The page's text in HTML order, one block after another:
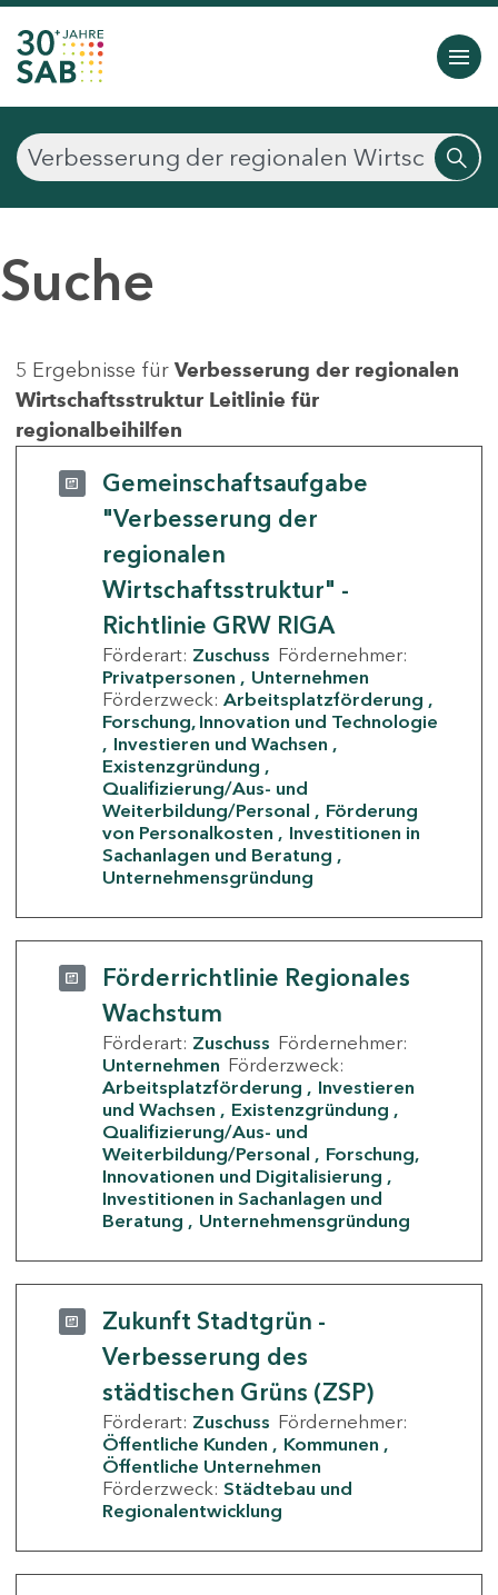
Suche
5 Ergebnisse für Verbesserung der regionalen
Wirtschaftsstruktur Leitlinie für
regionalbeihilfen
Gemeinschaftsaufgabe
"Verbesserung der
regionalen
Wirtschaftsstruktur" -
Richtlinie GRW RIGA
Förderart: Zuschuss Fördernehmer:
Privatpersonen
Unternehmen
Förderzweck: Arbeitsplatzförderung
Forschung, Innovation und Technologie
Investieren und Wachsen
Existenzgründung
Qualifizierung/Aus- und
Weiterbildung/Personal
Förderung
von Personalkosten
Investitionen in
Sachanlagen und Beratung
Unternehmensgründung
Förderrichtlinie Regionales
Wachstum
Förderart: Zuschuss Fördernehmer:
Unternehmen Förderzweck:
Arbeitsplatzförderung
Investieren
und Wachsen
Existenzgründung
Qualifizierung/Aus- und
Weiterbildung/Personal
Forschung,
Innovationen und Digitalisierung
Investitionen in Sachanlagen und
Beratung
Unternehmensgründung
Zukunft Stadtgrün -
Verbesserung des
städtischen Grüns (ZSP)
Förderart: Zuschuss Fördernehmer:
Öffentliche Kunden
Kommunen
Öffentliche Unternehmen
Förderzweck: Städtebau und
Regionalentwicklung